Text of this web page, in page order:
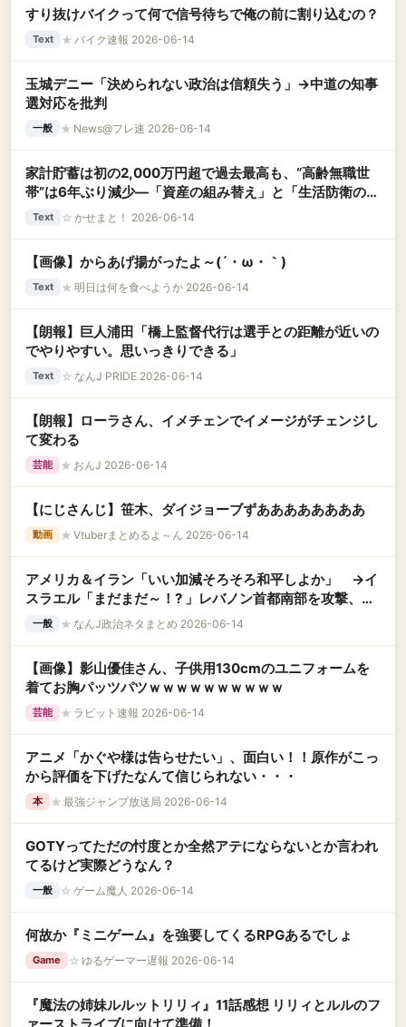
すり抜けバイクって何で信号待ちで俺の前に割り込むの？
Text ★ バイク速報 2026-06-14
玉城デニー「決められない政治は信頼失う」→中道の知事
選対応を批判
一般 ★ News@フレ速 2026-06-14
家計貯蓄は初の2,000万円超で過去最高も、“高齢無職世
帯”は6年ぶり減少―「資産の組み替え」と「生活防衛の取
り崩し」が映す二極化
Text ☆ かせまと！ 2026-06-14
【画像】からあげ揚がったよ～(´・ω・｀)
Text ★ 明日は何を食べようか 2026-06-14
【朗報】巨人浦田「橋上監督代行は選手との距離が近いの
でやりやすい。思いっきりできる」
Text ☆ なんJ PRIDE 2026-06-14
【朗報】ローラさん、イメチェンでイメージがチェンジし
て変わる
芸能 ★ おんJ 2026-06-14
【にじさんじ】笹木、ダイジョーブずああああああああ
動画 ★ Vtuberまとめるよ～ん 2026-06-14
アメリカ＆イラン「いい加減そろそろ和平しよか」 →イ
スラエル「まだまだ～！? 」レバノン首都南部を攻撃、協
議に影響を与える可能性
一般 ★ なんJ政治ネタまとめ 2026-06-14
【画像】影山優佳さん、子供用130cmのユニフォームを
着てお胸パッツパツｗｗｗｗｗｗｗｗｗｗ
芸能 ★ ラビット速報 2026-06-14
アニメ「かぐや様は告らせたい」、面白い！！原作がこっ
から評価を下げたなんて信じられない・・・
本 ★ 最強ジャンプ放送局 2026-06-14
GOTYってただの忖度とか全然アテにならないとか言われ
てるけど実際どうなん？
一般 ☆ ゲーム魔人 2026-06-14
何故か『ミニゲーム』を強要してくるRPGあるでしょ
Game ☆ ゆるゲーマー遅報 2026-06-14
『魔法の姉妹ルルットリリィ』11話感想 リリィとルルのフ